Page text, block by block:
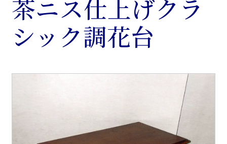
茶ニス仕上げクラ
シック調花台